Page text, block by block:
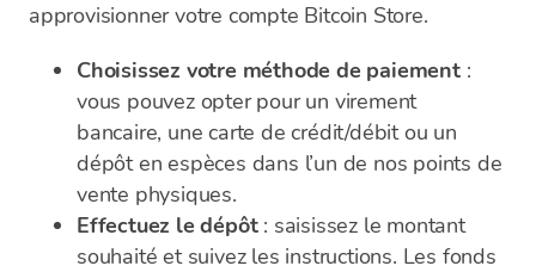
approvisionner votre compte Bitcoin Store.
Choisissez votre méthode de paiement:
vous pouvez opter pour un virement
bancaire, une carte de crédit/débit ou un
dépôt en espèces dans l’un de nos points de
vente physiques.
Effectuez le dépôt: saisissez le montant
souhaité et suivez les instructions. Les fonds